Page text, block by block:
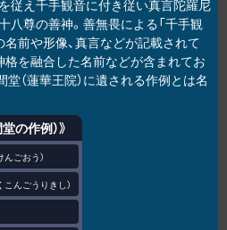
従え千手観音に付き従い真言陀羅尼
八尊の善神。善無畏による「千手観
前や形像、真言などが記載されて
格を融合した名前などが含まれてお
（蓮華王院）に遺される作例とは名
の作例）》
んごおう
こんごうりきし